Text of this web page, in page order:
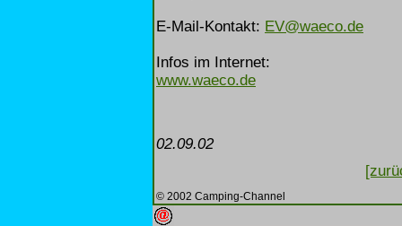
E-Mail-Kontakt: EV@waeco.de
Infos im Internet:
www.waeco.de
02.09.02
© 2002 Camping-Channel